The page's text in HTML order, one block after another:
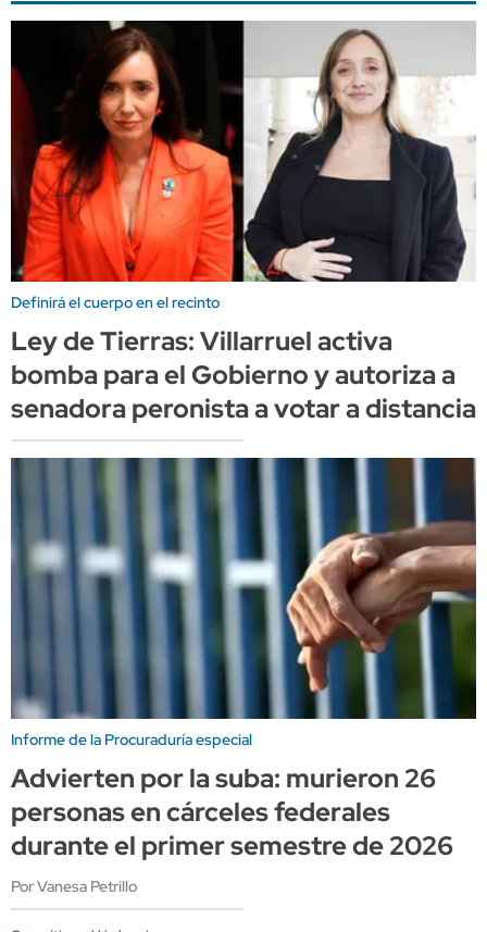
Definirá el cuerpo en el recinto
Ley de Tierras: Villarruel activa
bomba para el Gobierno y autoriza a
senadora peronista a votar a distancia
Informe de la Procuraduría especial
Advierten por la suba: murieron 26
personas en cárceles federales
durante el primer semestre de 2026
Por Vanesa Petrillo